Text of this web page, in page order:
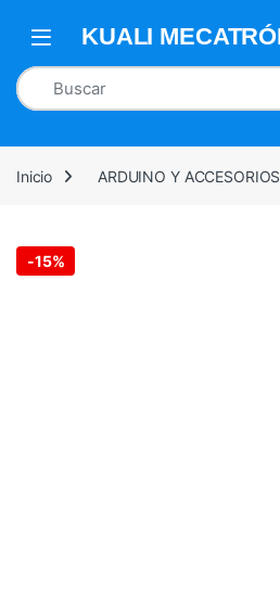
Inicio ARDUINO Y ACCESORIOS
-15%